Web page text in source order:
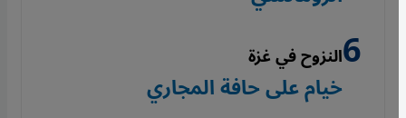
النزوح في غزة
خيام على حافة المجاري